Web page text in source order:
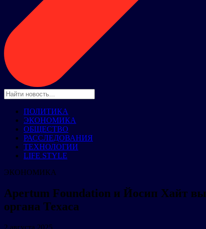
ПОЛИТИКА
ЭКОНОМИКА
ОБЩЕСТВО
РАССЛЕДОВАНИЯ
ТЕХНОЛОГИИ
LIFE STYLE
ЭКОНОМИКА
Apertum Foundation и Йосип Хайт
органа Техаса